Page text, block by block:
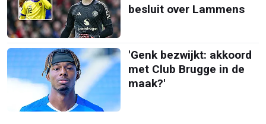
besluit over Lammens
'Genk bezwijkt: akkoord
met Club Brugge in de
maak?'